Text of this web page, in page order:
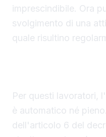
imprescindibile. Ora
svolgimento di una
quale risultino
Per questi lavoratori,
è automatico né
dell'articolo 6 del